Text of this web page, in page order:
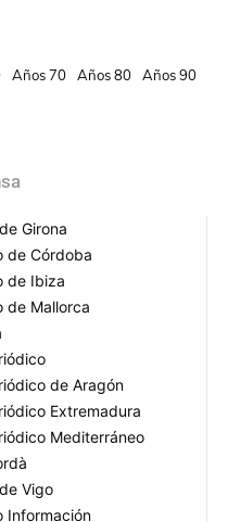
Años 70 Años 80 Años 90
Girona
de Córdoba
de Ibiza
de Mallorca
de Aragón
Extremadura
Mediterráneo
Vigo
Información